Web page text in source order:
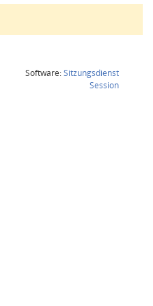
Software:Sitzungsdienst
Session(Wird in